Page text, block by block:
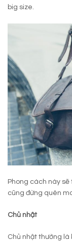
big size.
Phong cách này sẽ
cũng đừng quên
Chủ nhật
Chủ nhật thường là